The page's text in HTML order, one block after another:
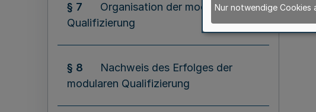
§ 7
Organisation der modularen
Qualifizierung
§ 8
Nachweis des Erfolges der
modularen Qualifizierung
Nur notwendige Cookies